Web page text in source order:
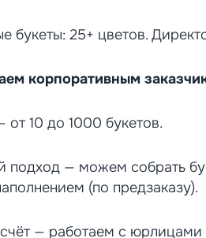
букеты: 25+ цветов.
корпоративным
10 до 1000 букетов.
подход — можем собрать
(по предзаказу).
— работаем с